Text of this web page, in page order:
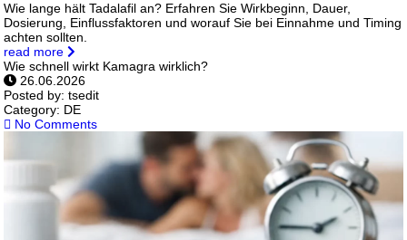
Wie lange hält Tadalafil an? Erfahren Sie Wirkbeginn, Dauer,
Dosierung, Einflussfaktoren und worauf Sie bei Einnahme und Timing
achten sollten.
read more
Wie schnell wirkt Kamagra wirklich?
26.06.2026
Posted by:tsedit
Category: DE
No Comments